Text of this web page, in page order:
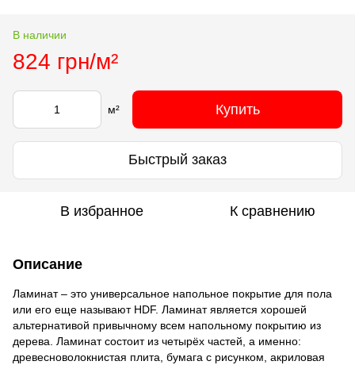
В наличии
824 грн/м²
м² Купить
Быстрый заказ
В избранное К сравнению
Описание
Ламинат – это универсальное напольное покрытие для пола
или его еще называют HDF. Ламинат является хорошей
альтернативой привычному всем напольному покрытию из
дерева. Ламинат состоит из четырёх частей, а именно:
древесноволокнистая плита, бумага с рисунком, акриловая